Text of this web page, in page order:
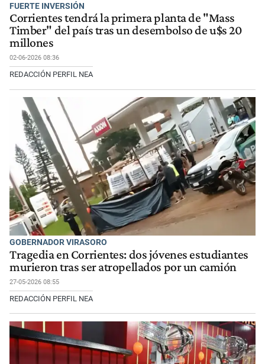
FUERTE INVERSIÓN
Corrientes tendrá la primera planta de "Mass
Timber" del país tras un desembolso de u$s 20
millones
02-06-2026 08:36
REDACCIÓN PERFIL NEA
GOBERNADOR VIRASORO
Tragedia en Corrientes: dos jóvenes estudiantes
murieron tras ser atropellados por un camión
27-05-2026 08:55
REDACCIÓN PERFIL NEA